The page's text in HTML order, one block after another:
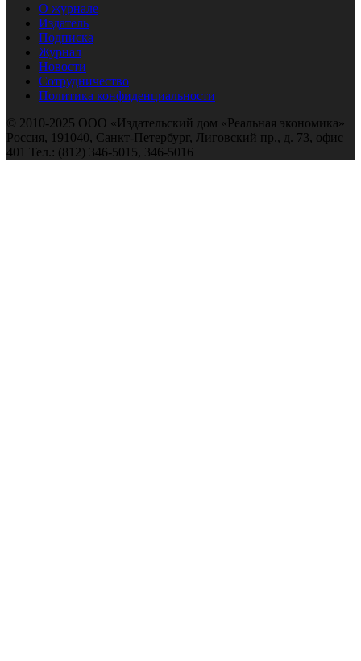
О журнале
Издатель
Подписка
Журнал
Новости
Сотрудничество
Политика конфиденциальности
© 2010-2025 ООО «Издательский дом «Реальная экономика»
Россия, 191040, Санкт-Петербург, Лиговский пр., д. 73, офис
401 Тел.: (812) 346-5015, 346-5016